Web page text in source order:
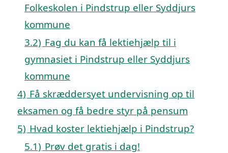
Folkeskolen i Pindstrup eller Syddjurs
kommune
3.2) Fag du kan få lektiehjælp til i
gymnasiet i Pindstrup eller Syddjurs
kommune
4) Få skræddersyet undervisning op til
eksamen og få bedre styr på pensum
5) Hvad koster lektiehjælp i Pindstrup?
5.1) Prøv det gratis i dag!